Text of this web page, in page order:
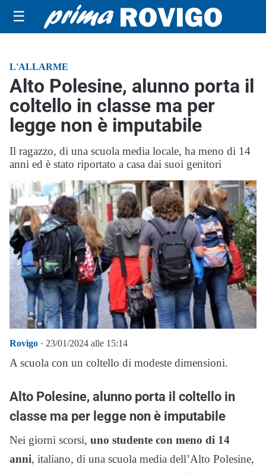
☰
L'ALLARME
Alto Polesine, alunno porta il
coltello in classe ma per
legge non è imputabile
Il ragazzo, di una scuola media locale, ha meno di 14
anni ed è stato riportato a casa dai suoi genitori
Rovigo · 23/01/2024 alle 15:14
A scuola con un coltello di modeste dimensioni.
Alto Polesine, alunno porta il coltello in
classe ma per legge non è imputabile
Nei giorni scorsi, uno studente con meno di 14
anni, italiano, di una scuola media dell’Alto Polesine,